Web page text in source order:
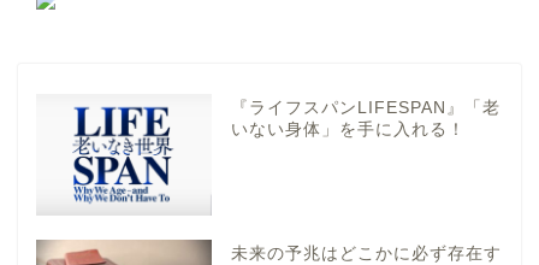
『ライフスパンLIFESPAN』「老
いない身体」を手に入れる！
未来の予兆はどこかに必ず存在す